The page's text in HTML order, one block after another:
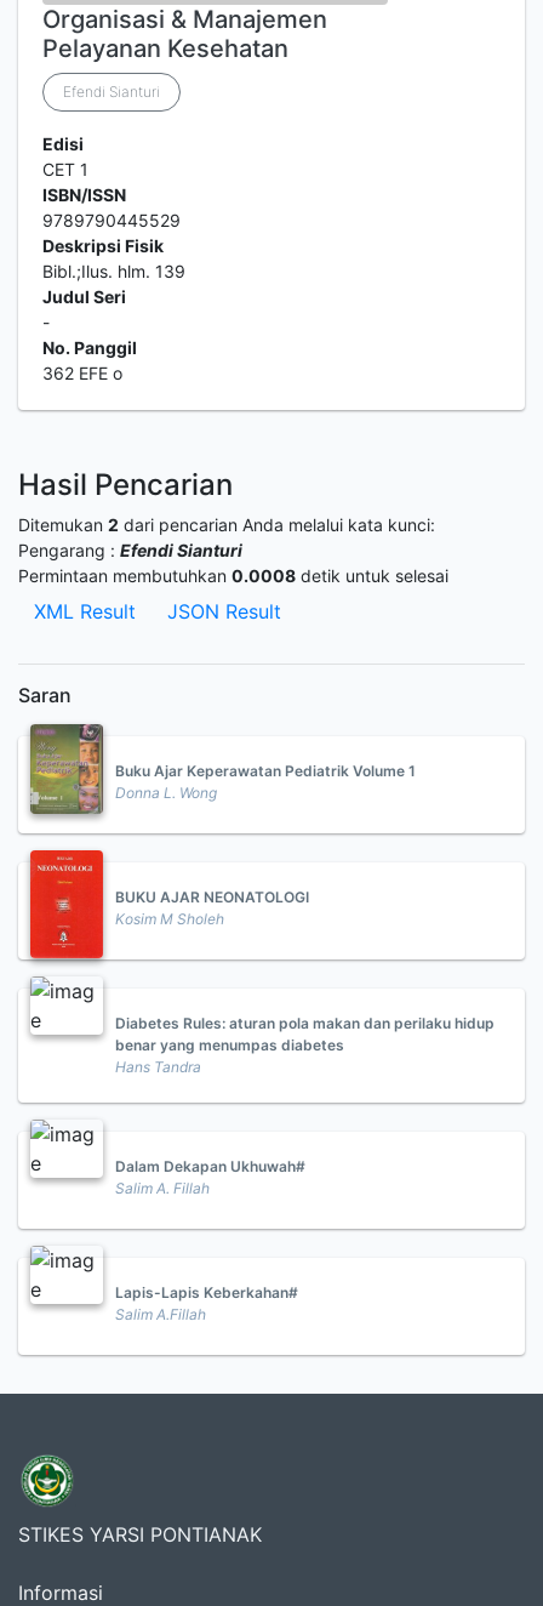
Organisasi & Manajemen
Pelayanan Kesehatan
Efendi Sianturi
Edisi
CET 1
ISBN/ISSN
9789790445529
Deskripsi Fisik
Bibl.;Ilus. hlm. 139
Judul Seri
-
No. Panggil
362 EFE o
Hasil Pencarian
Ditemukan 2 dari pencarian Anda melalui kata kunci:
Pengarang : Efendi Sianturi
Permintaan membutuhkan 0.0008 detik untuk selesai
XML Result JSON Result
Saran
Buku Ajar Keperawatan Pediatrik Volume 1
Donna L. Wong
BUKU AJAR NEONATOLOGI
Kosim M Sholeh
Diabetes Rules: aturan pola makan dan perilaku hidup
benar yang menumpas diabetes
Hans Tandra
Dalam Dekapan Ukhuwah#
Salim A. Fillah
Lapis-Lapis Keberkahan#
Salim A.Fillah
STIKES YARSI PONTIANAK
Informasi